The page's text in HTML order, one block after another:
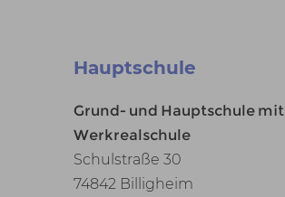
Hauptschule
Grund- und Hauptschule mit
Werkrealschule
Schulstraße 30
74842 Billigheim